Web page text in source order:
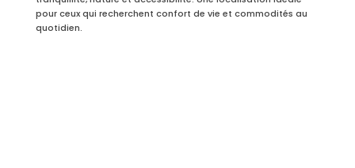
pour ceux qui recherchent confort de vie et commodités au
quotidien.